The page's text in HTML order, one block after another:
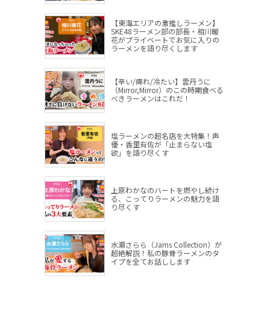
【東海エリアの激推しラーメン】
SKE48ラーメン部の部長・相川暖
花がプライベートでお気に入りの
ラーメンを語り尽くします
【辛い/痺れ/冷たい】雲丹うに
（Mirror,Mirror）のこの時期食べる
べきラーメンはこれだ！
塩ラーメンの超名店を大特集！声
優・香里有佐が「止まらない塩
欲」を語り尽くす
上原わかなのハートを燃やし続け
る、こってりラーメンの魅力を語
り尽くす
水瀬さらら（Jams Collection）が
超絶解説！私の豚骨ラーメンのタ
イプを全てお話しします